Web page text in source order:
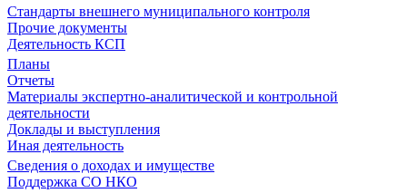
Стандарты внешнего муниципального контроля
Прочие документы
Деятельность КСП
Планы
Отчеты
Материалы экспертно-аналитической и контрольной
деятельности
Доклады и выступления
Иная деятельность
Сведения о доходах и имуществе
Поддержка СО НКО